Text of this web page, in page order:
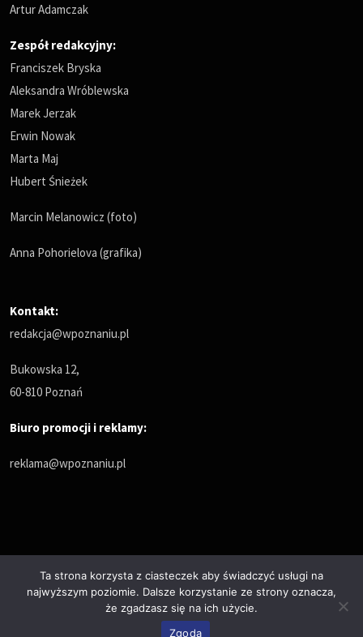
Artur Adamczak
Zespół redakcyjny:
Franciszek Bryska
Aleksandra Wróblewska
Marek Jerzak
Erwin Nowak
Marta Maj
Hubert Śnieżek
Marcin Melanowicz (foto)
Anna Pohorielova (grafika)
Kontakt:
redakcja@wpoznaniu.pl
Bukowska 12,
60-810 Poznań
Biuro promocji i reklamy:
reklama@wpoznaniu.pl
Polityka prywatności
© Copyrights 2025. All Rights Reserved by wPoznaniu.pl
Ta strona korzysta z ciasteczek aby świadczyć usługi na
najwyższym poziomie. Dalsze korzystanie ze strony oznacza,
że zgadzasz się na ich użycie.
Zgoda